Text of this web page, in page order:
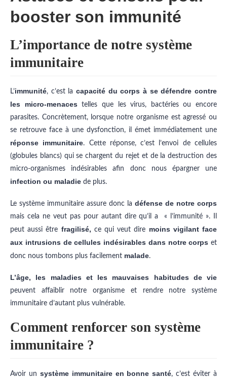
booster son immunité
L’importance de notre système
immunitaire
L’immunité, c’est la capacité du corps à se défendre contre
les micro-menacestelles que les virus, bactéries ou encore
parasites. Concrètement, lorsque notre organisme est agressé ou
se retrouve face à une dysfonction, il émet immédiatement une
réponse immunitaire. Cette réponse, c’est l’envoi de cellules
(globules blancs) qui se chargent du rejet et de la destruction des
micro-organismes indésirables afin donc nous épargner une
infection ou maladie de plus.
Le système immunitaire assure donc la défense de notre corps
mais cela ne veut pas pour autant dire qu’il a « l’immunité ». Il
peut aussi être fragilisé, ce qui veut dire moins vigilant face
aux intrusions de cellules indésirables dans notre corps et
donc nous tombons plus facilement malade.
L’âge, les maladies et les mauvaises habitudes de vie
peuvent affaiblir notre organisme et rendre notre système
immunitaire d’autant plus vulnérable.
Comment renforcer son système
immunitaire ?
Avoir un système immunitaire en bonne santé, c’est éviter à